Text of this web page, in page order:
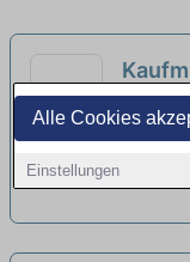
Alle Cookies
Einstellungen